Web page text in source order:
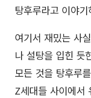
탕후루라고 이야
여기서 재밌는 사
나 설탕을 입힌 듯
모든 것을 탕후루
Z세대들 사이에서